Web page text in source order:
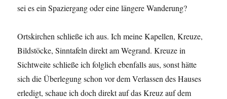
sei es ein Spaziergang oder eine längere Wanderung?
Ortskirchen schließe ich aus. Ich meine Kapellen, Kreuze,
Bildstöcke, Sinntafeln direkt am Wegrand. Kreuze in
Sichtweite schließe ich folglich ebenfalls aus, sonst hätte
sich die Überlegung schon vor dem Verlassen des Hauses
erledigt, schaue ich doch direkt auf das Kreuz auf dem